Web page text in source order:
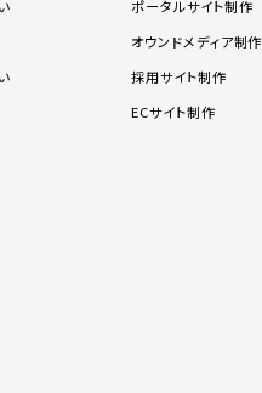
ポータルサイト制作
オウンドメディア制作
採用サイト制作
ECサイト制作